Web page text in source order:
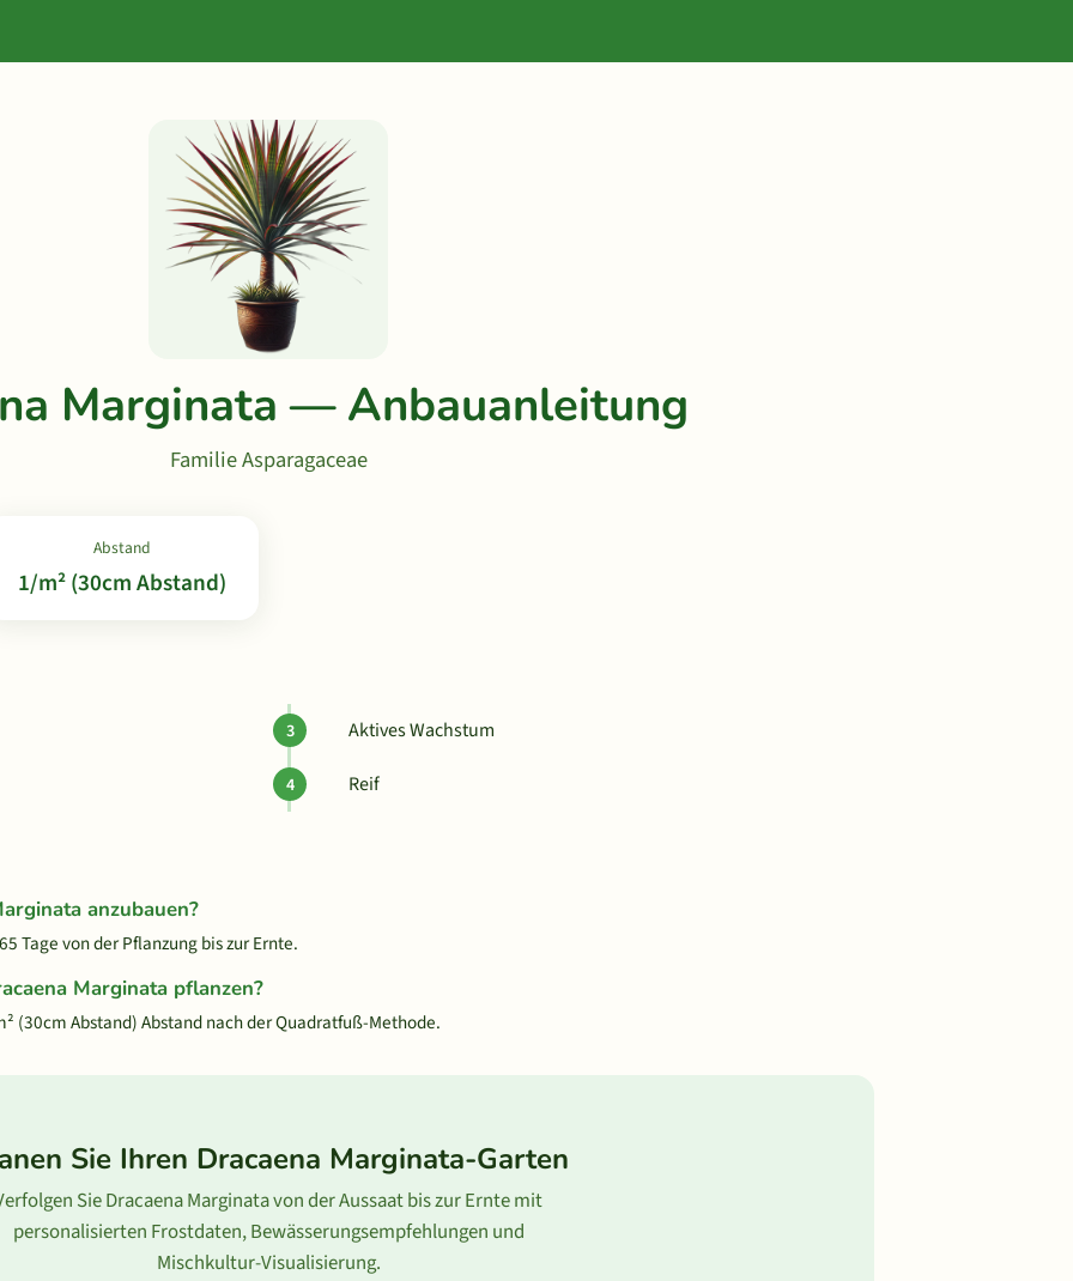
Marginata — Anbauanleitung
Familie Asparagaceae
Abstand
1/m² (30cm Abstand)
Aktives Wachstum
Reif
anzubauen?
Tage von der Pflanzung bis zur Ernte.
Marginata pflanzen?
(30cm Abstand) Abstand nach der Quadratfuß-Methode.
Sie Ihren Dracaena Marginata-Garten
Sie Dracaena Marginata von der Aussaat bis zur Ernte mit
personalisierten Frostdaten, Bewässerungsempfehlungen und
Mischkultur-Visualisierung.